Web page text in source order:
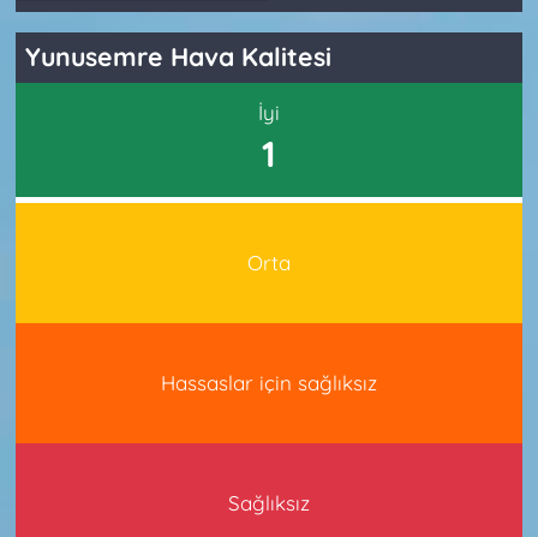
Yunusemre Hava Kalitesi
İyi
1
Orta
Hassaslar için sağlıksız
Sağlıksız